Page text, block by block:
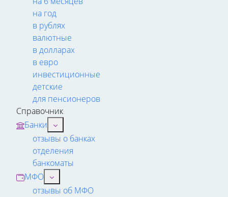
на год
в рублях
валютные
в долларах
в евро
инвестиционные
детские
для пенсионеров
Справочник
Банки
отзывы о банках
отделения
банкоматы
МФО
отзывы об МФО